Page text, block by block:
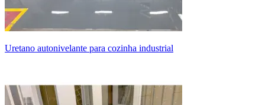
uretano autonivelante para cozinha industrial